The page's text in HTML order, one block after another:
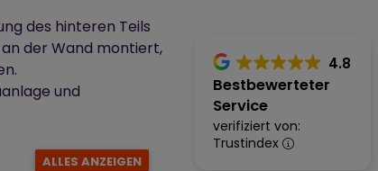
4.8
Bestbewerteter
Service
verifiziert von:
Trustindex
des hinteren Teils
der Wand montiert,
und
ALLES ANZEIGEN